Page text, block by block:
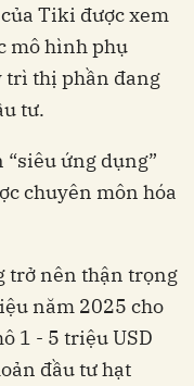
Tiki được xem
mô hình phụ
trì thị phần đang
tư.
ứng dụng”
chuyên môn hóa
trở nên thận trọng
năm 2025 cho
1 - 5 triệu USD
đầu tư hạt